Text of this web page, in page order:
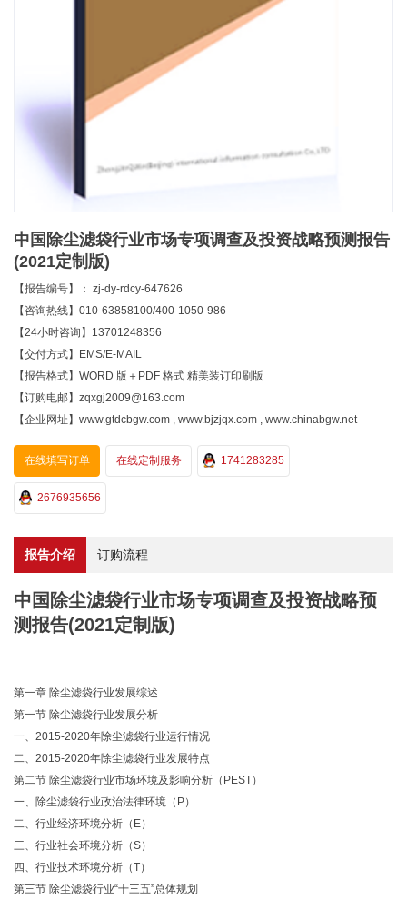
中国除尘滤袋行业市场专项调查及投资战略预测报告
(2021定制版)
【报告编号】： zj-dy-rdcy-647626
【咨询热线】010-63858100/400-1050-986
【24小时咨询】13701248356
【交付方式】EMS/E-MAIL
【报告格式】WORD 版＋PDF 格式 精美装订印刷版
【订购电邮】zqxgj2009@163.com
【企业网址】www.gtdcbgw.com , www.bjzjqx.com , www.chinabgw.net
在线填写订单 在线定制服务 1741283285
2676935656
报告介绍 订购流程
中国除尘滤袋行业市场专项调查及投资战略预
测报告(2021定制版)
第一章 除尘滤袋行业发展综述
第一节 除尘滤袋行业发展分析
一、2015-2020年除尘滤袋行业运行情况
二、2015-2020年除尘滤袋行业发展特点
第二节 除尘滤袋行业市场环境及影响分析（PEST）
一、除尘滤袋行业政治法律环境（P）
二、行业经济环境分析（E）
三、行业社会环境分析（S）
四、行业技术环境分析（T）
第三节 除尘滤袋行业“十三五”总体规划